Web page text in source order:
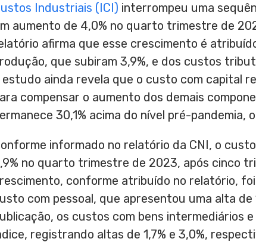
Industriais (ICI) interrompeu uma
aumento de 4,0% no quarto trimestre de
afirma que esse crescimento é
que subiram 3,9%, e dos custos
estudo ainda revela que o custo com capital
compensar o aumento dos demais
30,1% acima do nível pré-
informado no relatório da CNI, o
no quarto trimestre de 2023, após cinco
conforme atribuído no relatório,
com pessoal, que apresentou uma alta de
os custos com bens intermediários
registrando altas de 1,7% e 3,0%,